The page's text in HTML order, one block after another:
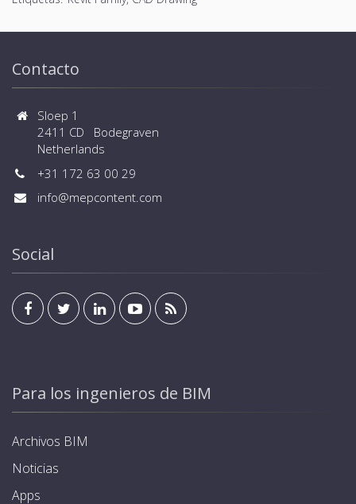
Contacto
Sloep 1
2411 CD Bodegraven
Netherlands
+31 172 63 00 29
info@mepcontent.com
Social
Para los ingenieros de BIM
Archivos BIM
Noticias
Apps